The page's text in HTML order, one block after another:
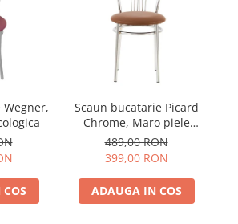
Scaun bucatarie Picard
Chrome, Maro piele
ecologica
489,00 RON
399,00 RON
ADAUGA IN COS